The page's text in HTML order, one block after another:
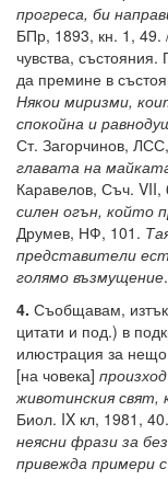
прогреса, би
БПр, 1893, кн. 1, 49.
чувства, състояния.
да премине в
Някои миризми,
спокойна и
Ст. Загорчинов,
главата на
Каравелов, Съч. VII,
силен огън, който
Друмев, НФ, 101.
представители
голямо възмущение
4. Съобщавам,
цитати и под.) в
илюстрация за
[на човека]
животинския свят,
Биол. IX кл, 1981, 40.
неясни фрази за
привежда примери